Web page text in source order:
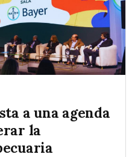
a una agenda
la